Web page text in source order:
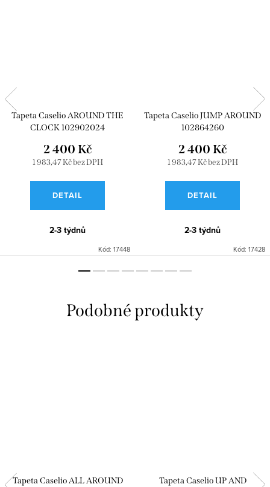
Tapeta Caselio AROUND THE
CLOCK 102902024
1 983,47 Kč bez DPH
2 400 Kč
DETAIL
2-3 týdnů
Kód: 17448
Tapeta Caselio JUMP AROUND
102864260
1 983,47 Kč bez DPH
2 400 Kč
DETAIL
2-3 týdnů
Kód: 17428
Tapeta Caselio ALL AROUND
Tapeta Caselio UP AND